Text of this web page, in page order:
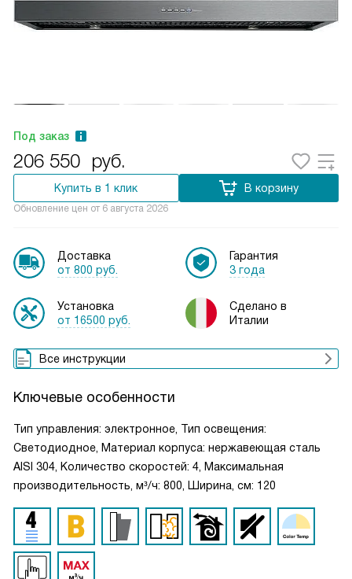
Под заказ
206 550 руб.
Купить в 1 клик В корзину
Обновление цен от 6 августа 2026
Доставка
от 800 руб.
Установка
от 16500 руб.
Гарантия
3 года
Сделано в
Италии
Все инструкции
Ключевые особенности
Тип управления: электронное, Тип освещения:
Светодиодное, Материал корпуса: нержавеющая сталь
AISI 304, Количество скоростей: 4, Максимальная
производительность, м³/ч: 800, Ширина, см: 120